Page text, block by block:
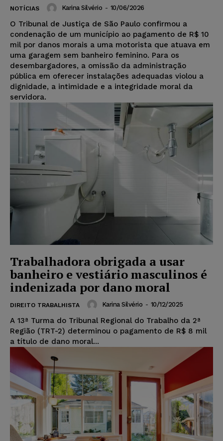
NOTÍCIAS Karina Silvério - 10/06/2026
O Tribunal de Justiça de São Paulo confirmou a
condenação de um município ao pagamento de R$ 10
mil por danos morais a uma motorista que atuava em
uma garagem sem banheiro feminino. Para os
desembargadores, a omissão da administração
pública em oferecer instalações adequadas violou a
dignidade, a intimidade e a integridade moral da
servidora.
Trabalhadora obrigada a usar
banheiro e vestiário masculinos é
indenizada por dano moral
DIREITO TRABALHISTA Karina Silvério - 10/12/2025
A 13ª Turma do Tribunal Regional do Trabalho da 2ª
Região (TRT-2) determinou o pagamento de R$ 8 mil
a título de dano moral...